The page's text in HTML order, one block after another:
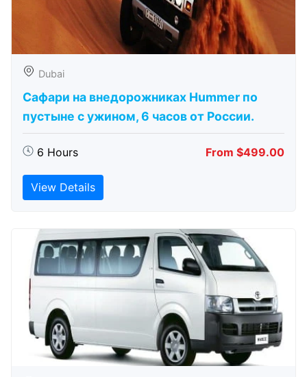
Dubai
Сафари на внедорожниках Hummer по
пустыне с ужином, 6 часов от России.
6 Hours From $499.00
View Details